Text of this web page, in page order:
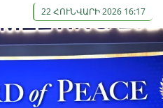
22 ՀՈՒՆՎԱՐԻ 2026 16:17